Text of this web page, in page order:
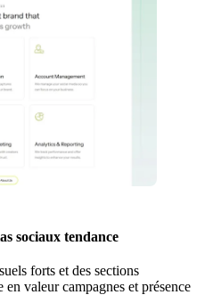
sociaux tendance
forts et des sections
valeur campagnes et présence